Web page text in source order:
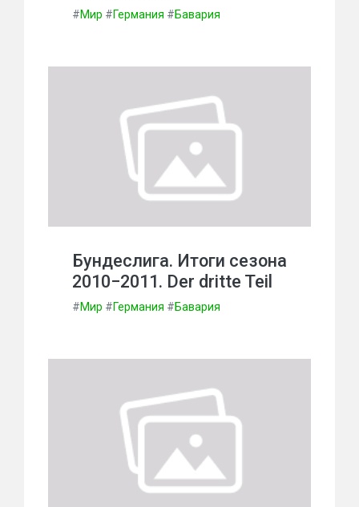
#Мир #Германия #Бавария
Бундеслига. Итоги сезона
2010−2011. Der dritte Teil
#Мир #Германия #Бавария